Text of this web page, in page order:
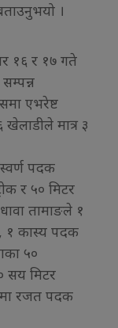
।
१६ र १७ गते
एभरेष्ट
मात्र ३
पदक
र ५० मिटर
तामाङले १
१ कास्य पदक
५०
सय मिटर
रजत पदक